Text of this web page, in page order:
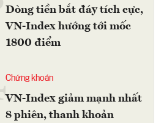
Dòng tiền bắt đáy tích cực,
VN-Index hướng tới mốc
1800 điểm
4Chứng khoán
VN-Index giảm mạnh nhất
8 phiên, thanh khoản